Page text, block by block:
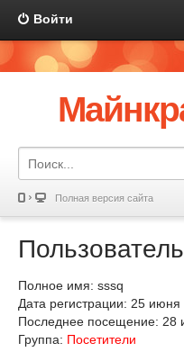
Войти
Полная версия сайта
Полное имя: sssq
Дата регистрации: 25
Последнее посещение: 28
Группа: Посетители